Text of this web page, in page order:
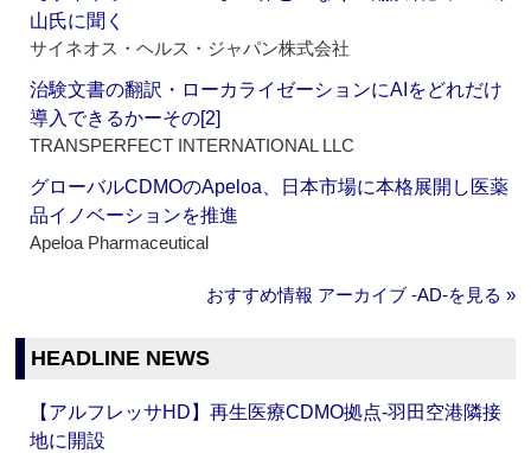
山氏に聞く
サイネオス・ヘルス・ジャパン株式会社
治験文書の翻訳・ローカライゼーションにAIをどれだけ
導入できるかーその[2]
TRANSPERFECT INTERNATIONAL LLC
グローバルCDMOのApeloa、日本市場に本格展開し医薬
品イノベーションを推進
Apeloa Pharmaceutical
おすすめ情報 アーカイブ ‐AD‐を見る »
HEADLINE NEWS
【アルフレッサHD】再生医療CDMO拠点‐羽田空港隣接
地に開設